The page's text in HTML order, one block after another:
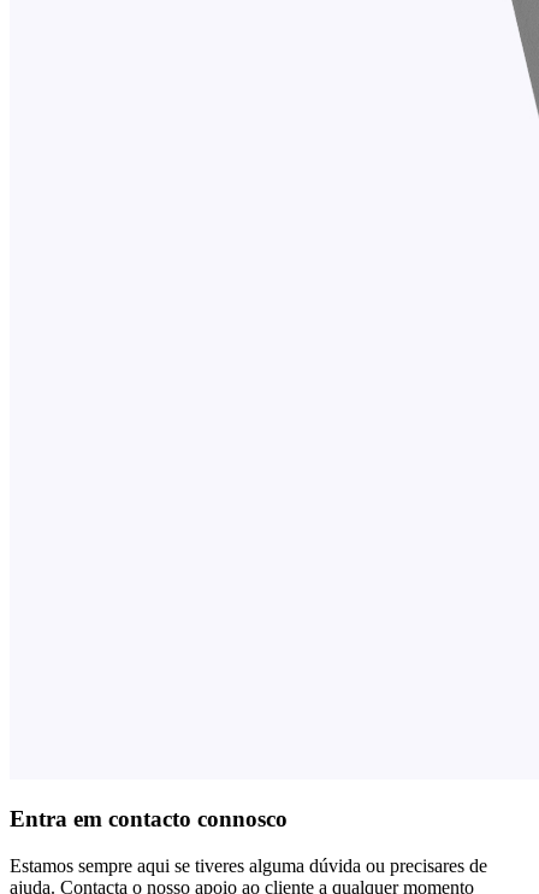
Entra em contacto connosco
Estamos sempre aqui se tiveres alguma dúvida ou precisares de
ajuda. Contacta o nosso apoio ao cliente a qualquer momento